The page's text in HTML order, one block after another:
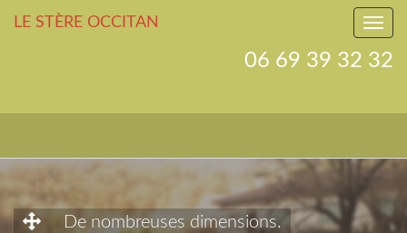
LE STÈRE OCCITAN
06 69 39 32 32
De nombreuses dimensions.